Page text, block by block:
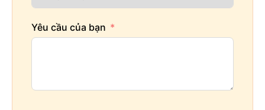
Yêu cầu của bạn